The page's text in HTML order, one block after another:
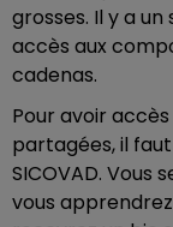
grosses. Il y a
accès aux
cadenas.
Pour avoir
partagées, il
SICOVAD. Vous
vous